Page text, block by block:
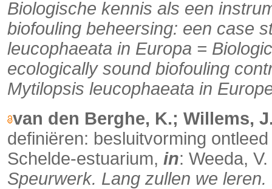
Biologische kennis als een
biofouling beheersing: een case
leucophaeata in Europa =
ecologically sound biofouling
Mytilopsis leucophaeata in
van den Berghe, K.; Willems,
definiëren: besluitvorming
Schelde-estuarium, in: Weeda, V.
Speurwerk. Lang zullen we